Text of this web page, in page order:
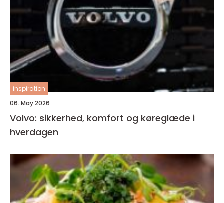
inspiration
06. May 2026
Volvo: sikkerhed, komfort og køreglæde i
hverdagen